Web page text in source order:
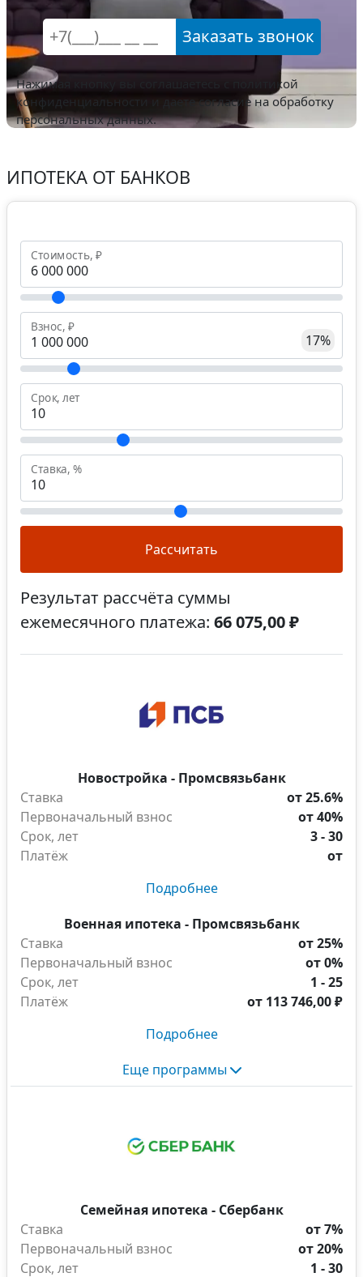
Заказать звонок
Нажимая кнопку вы соглашаетесь с
политикой
конфиденциальности и даете согласие на обработку
персональных данных.
ИПОТЕКА ОТ БАНКОВ
Стоимость, ₽
Взнос, ₽
17%
Срок, лет
Ставка, %
Рассчитать
Результат рассчёта суммы
ежемесячного платежа: 66 075,00 ₽
Новостройка - Промсвязьбанк
Ставка
от 25.6%
Первоначальный взнос
от 40%
Срок, лет
3 - 30
Платёж
от
Подробнее
Военная ипотека - Промсвязьбанк
Ставка
от 25%
Первоначальный взнос
от 0%
Срок, лет
1 - 25
Платёж
от 113 746,00 ₽
Подробнее
Еще программы
Семейная ипотека - Сбербанк
Ставка
от 7%
Первоначальный взнос
от 20%
Срок, лет
1 - 30